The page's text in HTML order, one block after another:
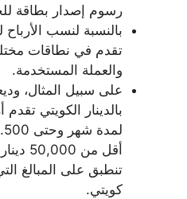
رسوم إصدار بطاقة
بالنسبة لنسب الأرباح
تقدم في نطاقات
والعملة المستخدمة.
على سبيل المثال،
أقل
كويتي.